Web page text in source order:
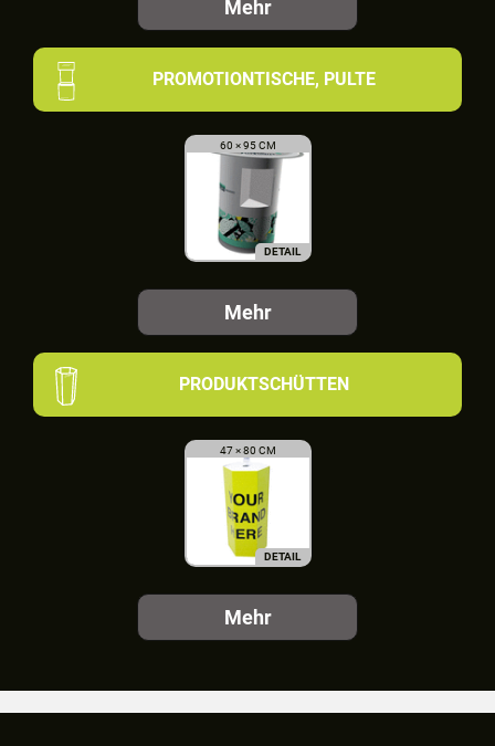
Mehr
PROMOTIONTISCHE, PULTE
60 × 95 CM
DETAIL
Mehr
PRODUKTSCHÜTTEN
47 × 80 CM
DETAIL
Mehr